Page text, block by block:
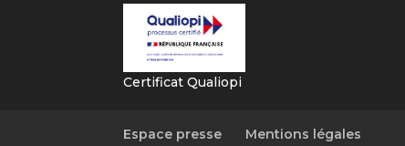
Certificat Qualiopi
Espace presse Mentions légales